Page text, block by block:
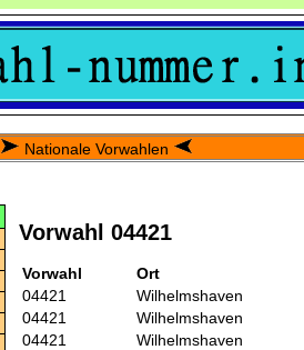
Nationale Vorwahlen
Vorwahl 04421
Vorwahl Ort
04421
Wilhelmshaven
04421
Wilhelmshaven
04421
Wilhelmshaven